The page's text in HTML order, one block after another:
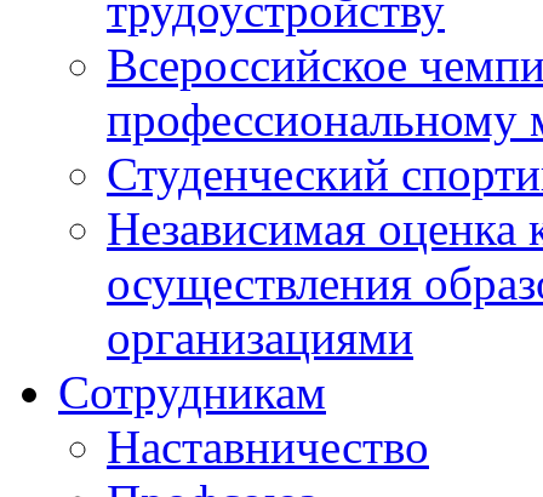
Всероссийское
профессиональному
Студенческий
Независимая оценка
осуществления
организациями
Сотрудникам
Наставничество